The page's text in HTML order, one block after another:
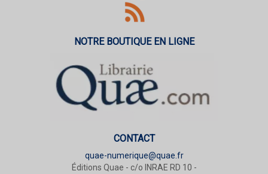
NOTRE BOUTIQUE EN LIGNE
CONTACT
quae-numerique@quae.fr
Éditions Quae - c/o INRAE RD 10 -